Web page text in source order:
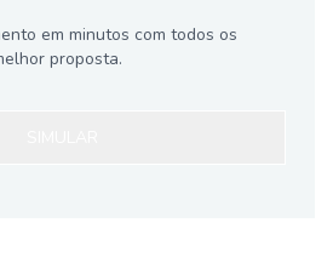
em minutos com todos os
proposta.